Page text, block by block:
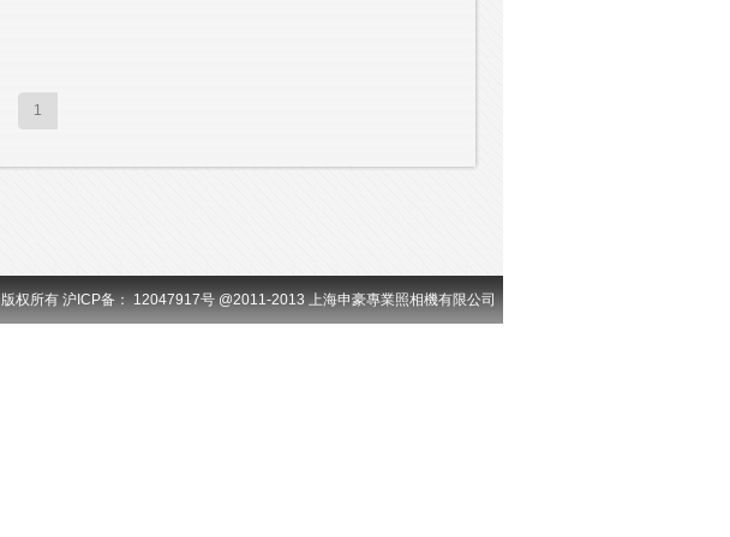
1
版权所有 沪ICP备： 12047917号 @2011-2013 上海申豪專業照相機有限公司